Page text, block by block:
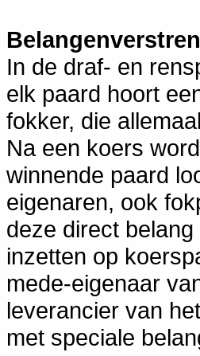
In de draf- en
elk paard hoort
fokker, die
Na een koers
winnende paard
eigenaren, ook
deze direct
inzetten op
mede-eigenaar
leverancier van
met speciale